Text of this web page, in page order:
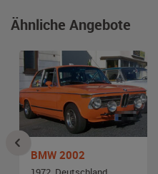
Ähnliche Angebote
BMW 2002